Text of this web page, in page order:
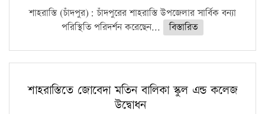
শাহরাস্তি (চাঁদপুর): চাঁদপুরের শাহরাস্তি উপজেলার সার্বিক বন্যা
পরিস্থিতি পরিদর্শন করেছেন...
বিস্তারিত
শাহরাস্তিতে জোবেদা মতিন বালিকা স্কুল এন্ড কলেজ
উদ্বোধন